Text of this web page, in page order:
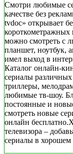
Смотри любимые
качестве без
tvdoc» открывает
можно смотреть с
планшет, ноутбук,
имел выход в
Каталог онлайн-
сериалы
триллеры,
любимые тв-шоу.
постоянные и
смотреть новые
онлайн
телевизора –
сериалы в хорошем